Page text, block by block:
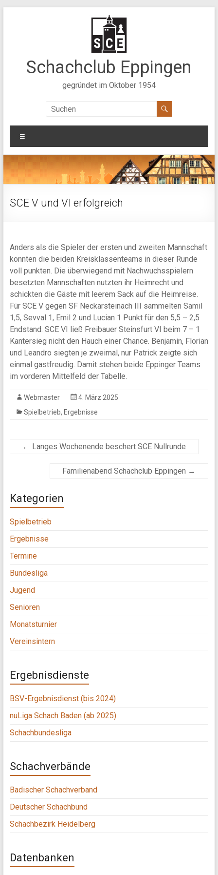
Schachclub Eppingen
gegründet im Oktober 1954
SCE V und VI erfolgreich
Anders als die Spieler der ersten und zweiten Mannschaft
konnten die beiden Kreisklassenteams in dieser Runde
voll punkten. Die überwiegend mit Nachwuchsspielern
besetzten Mannschaften nutzten ihr Heimrecht und
schickten die Gäste mit leerem Sack auf die Heimreise.
Für SCE V gegen SF Neckarsteinach III sammelten Samil
1,5, Sevval 1, Emil 2 und Lucian 1 Punkt für den 5,5 – 2,5
Endstand. SCE VI ließ Freibauer Steinsfurt VI beim 7 – 1
Kantersieg nicht den Hauch einer Chance. Benjamin, Florian
und Leandro siegten je zweimal, nur Patrick zeigte sich
einmal gastfreudig. Damit stehen beide Eppinger Teams
im vorderen Mittelfeld der Tabelle.
Webmaster
4. März 2025
Spielbetrieb, Ergebnisse
← Langes Wochenende beschert SCE Nullrunde
Familienabend Schachclub Eppingen →
Kategorien
Spielbetrieb
Ergebnisse
Termine
Bundesliga
Jugend
Senioren
Monatsturnier
Vereinsintern
Ergebnisdienste
BSV-Ergebnisdienst (bis 2024)
nuLiga Schach Baden (ab 2025)
Schachbundesliga
Schachverbände
Badischer Schachverband
Deutscher Schachbund
Schachbezirk Heidelberg
Datenbanken